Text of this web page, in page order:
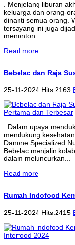
. Menjelang liburan
keluarga dan orang-
dinanti semua orang.
tersayang ini juga
menonton...
Read more
Bebelac dan Raja
25-11-2024 Hits:2163
Dalam upaya
mendukung
Danone Specialized
Bebelac menjalin
dalam meluncurkan...
Read more
Rumah Indofood
25-11-2024 Hits:2415